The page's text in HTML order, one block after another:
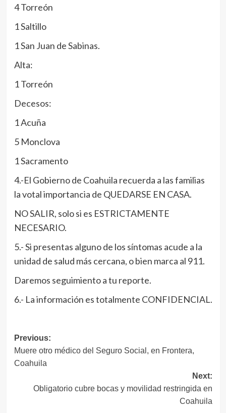
4 Torreón
1 Saltillo
1 San Juan de Sabinas.
Alta:
1 Torreón
Decesos:
1 Acuña
5 Monclova
1 Sacramento
4.-El Gobierno de Coahuila recuerda a las familias
la votal importancia de QUEDARSE EN CASA.
NO SALIR, solo si es ESTRICTAMENTE
NECESARIO.
5.- Si presentas alguno de los síntomas acude a la
unidad de salud más cercana, o bien marca al 911.
Daremos seguimiento a tu reporte.
6.- La información es totalmente CONFIDENCIAL.
Navegación
de
Previous:
Muere otro médico del Seguro Social, en Frontera,
Coahuila
Next:
Obligatorio cubre bocas y movilidad restringida en
Coahuila